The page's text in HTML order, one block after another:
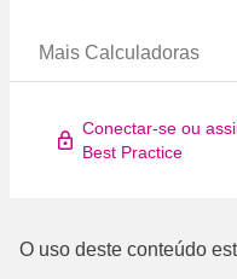
Mais Calculadoras
Conectar-se ou
Best Practice
O uso deste conteúdo